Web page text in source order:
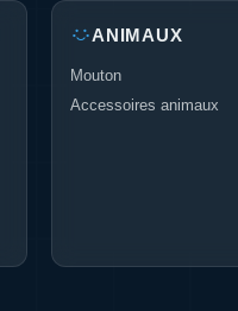
ANIMAUX
Mouton
Accessoires animaux